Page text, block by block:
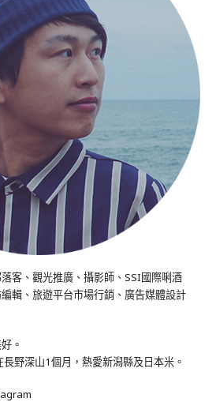
客、觀光推廣、攝影師、SSI國際唎酒
輯、旅遊平台市場行銷、廣告媒體設計
。
野深山1個月，熱愛新潟縣及日本米。